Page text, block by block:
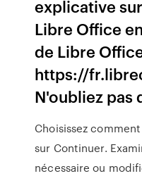
explicative
Libre Office
de Libre
https://
N'oubliez pas
Choisissez
sur Continuer.
nécessaire ou